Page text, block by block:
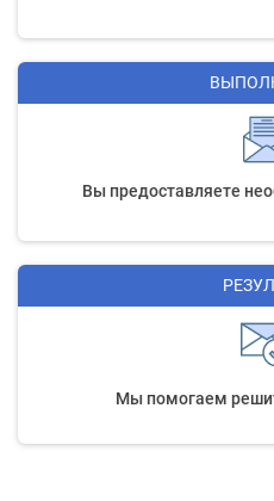
Вы предоставляете
Мы помогаем